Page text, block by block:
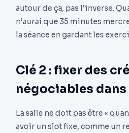
autour de ça, pas l’inverse.
n’aurai que 35 minutes
la séance en gardant les
Clé 2 : fixer des
négociables dans
La salle ne doit pas être «
avoir un slot fixe, comme un